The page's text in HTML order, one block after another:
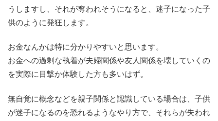
うしますし、それが奪われそうになると、迷子になった子
供のように発狂します。
お金なんかは特に分かりやすいと思います。
お金への過剰な執着が夫婦関係や友人関係を壊していくの
を実際に目撃か体験した方も多いはず。
無自覚に概念などを親子関係と認識している場合は、子供
が迷子になるのを恐れるようなやり方で、それらが失われ